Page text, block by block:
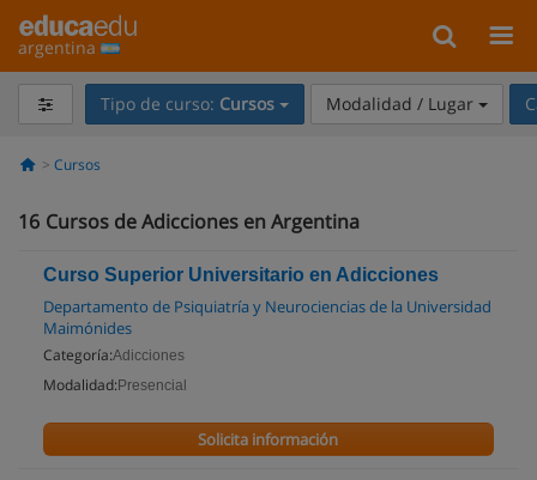
argentina
Tipo de curso: Cursos Modalidad / Lugar
Cursos
16 Cursos de Adicciones en Argentina
Curso Superior Universitario en Adicciones
Departamento de Psiquiatría y Neurociencias de la Universidad
Maimónides
Categoría:Adicciones
Modalidad: Presencial
Solicita información